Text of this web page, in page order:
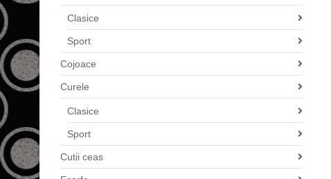
Clasice
Sport
Cojoace
Curele
Clasice
Sport
Cutii ceas